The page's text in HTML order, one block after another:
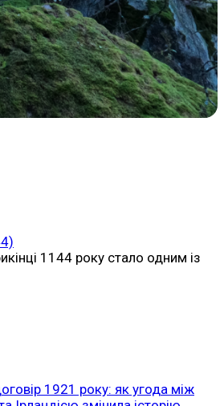
1144 року стало одним із
1921 року: як угода між